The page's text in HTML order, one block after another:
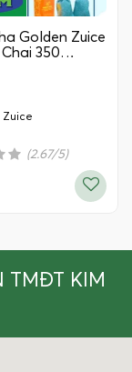
Golden Zuice
Chai 350…
Zuice
(2.67/5)
TMĐT KIM